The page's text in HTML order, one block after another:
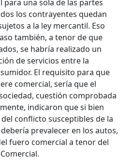
para una sola de las partes
los contrayentes quedan
a la ley mercantil. Eso
también, a tenor de que
se habría realizado un
de servicios entre la
El requisito para que
comercial, sería que el
cuestión comprobada
indicaron que si bien
conflicto susceptibles de la
prevalecer en los autos,
fuero comercial a tenor del